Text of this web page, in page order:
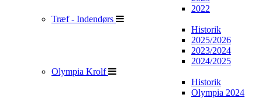
2022
Træf - Indendørs
Historik
2025/2026
2023/2024
2024/2025
Olympia Krolf
Historik
Olympia 2024